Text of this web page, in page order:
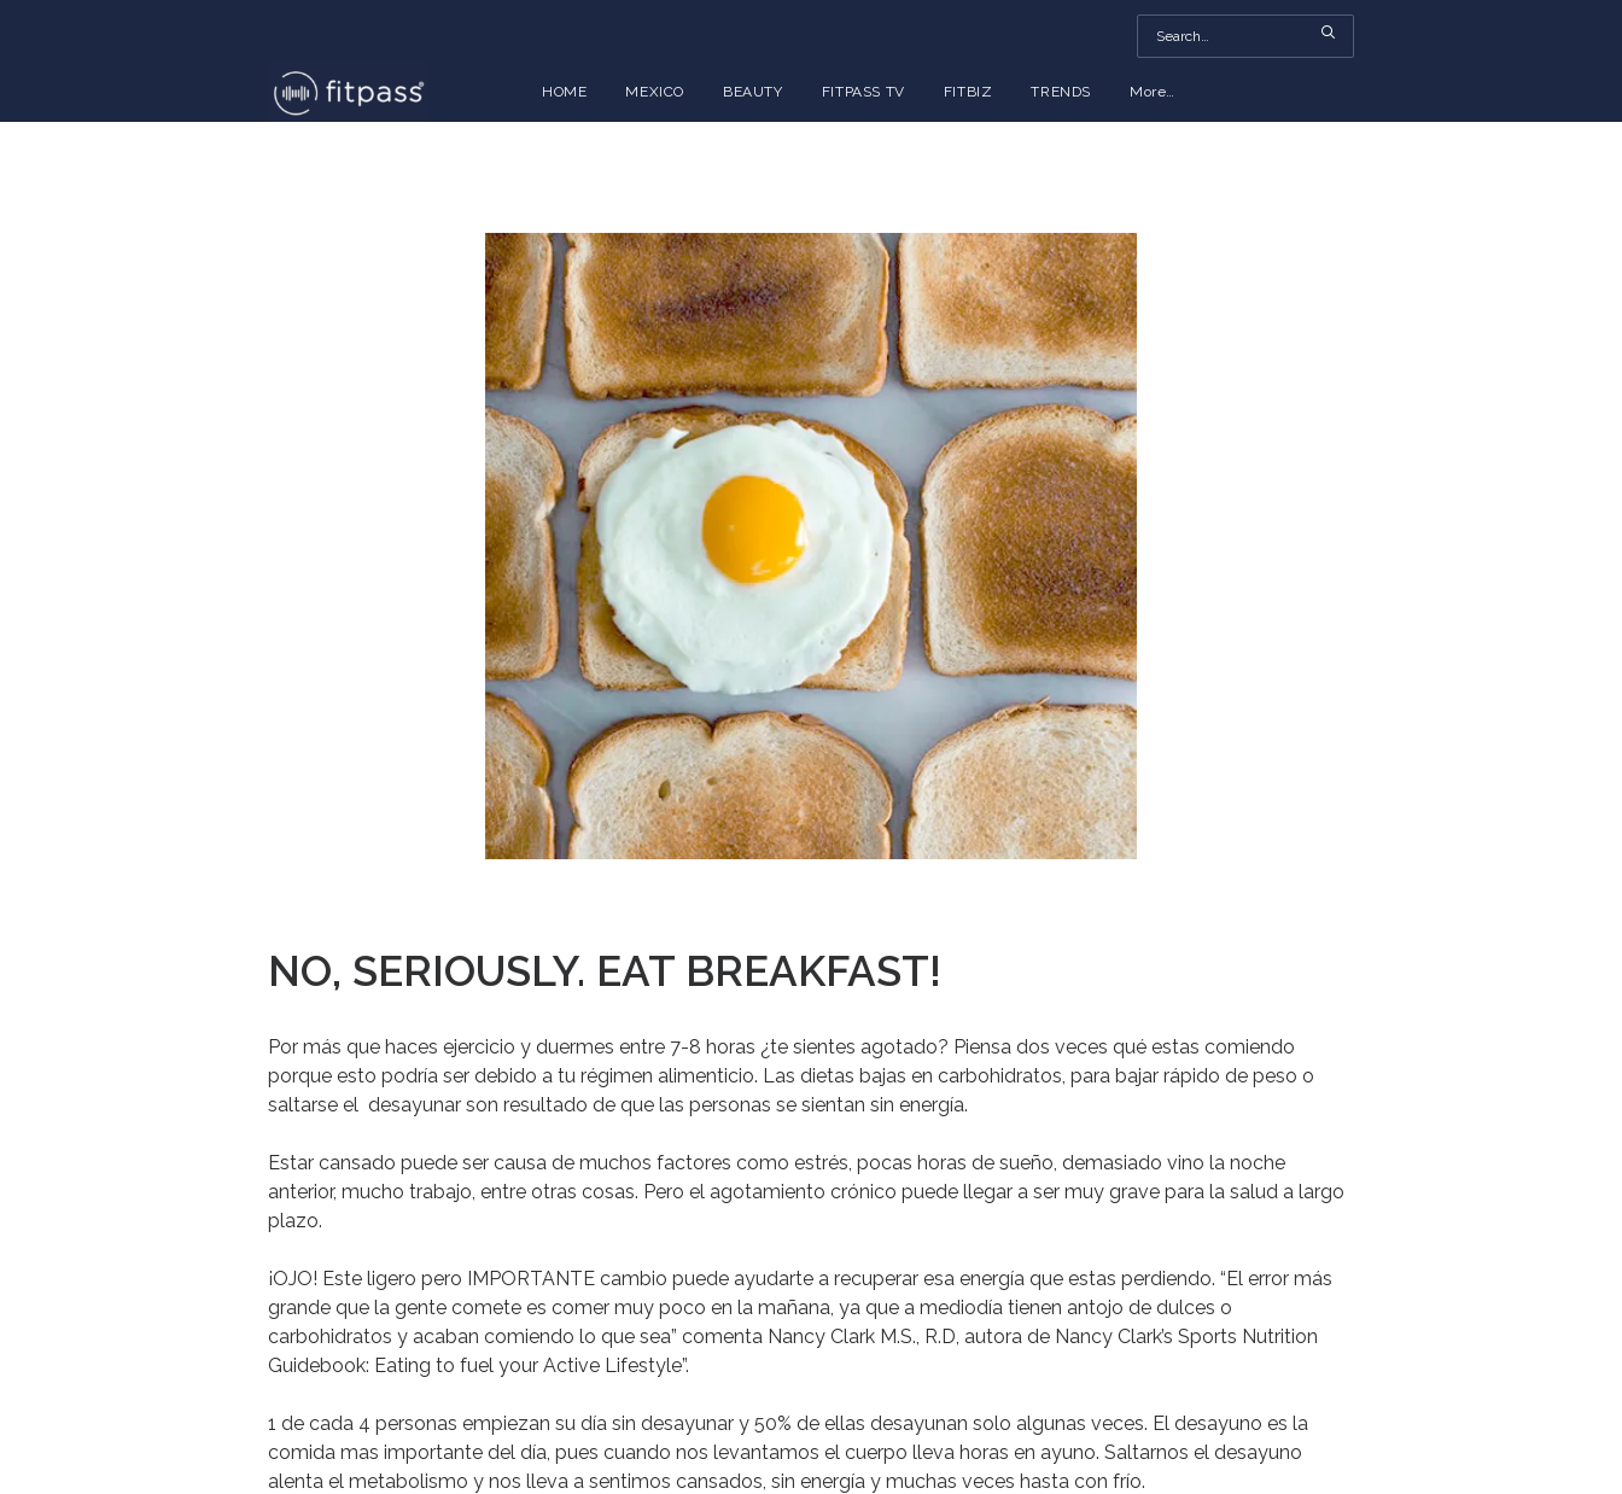
HOME MEXICO BEAUTY FITPASS TV FITBIZ TRENDS More…
NO, SERIOUSLY. EAT BREAKFAST!
Por más que haces ejercicio y duermes entre 7-8 horas ¿te sientes agotado? Piensa dos veces qué estas comiendo
porque esto podría ser debido a tu régimen alimenticio. Las dietas bajas en carbohidratos, para bajar rápido de peso o
saltarse el desayunar son resultado de que las personas se sientan sin energía.
Estar cansado puede ser causa de muchos factores como estrés, pocas horas de sueño, demasiado vino la noche
anterior, mucho trabajo, entre otras cosas. Pero el agotamiento crónico puede llegar a ser muy grave para la salud a largo
plazo.
¡OJO! Este ligero pero IMPORTANTE cambio puede ayudarte a recuperar esa energía que estas perdiendo. “El error más
grande que la gente comete es comer muy poco en la mañana, ya que a mediodía tienen antojo de dulces o
carbohidratos y acaban comiendo lo que sea” comenta Nancy Clark M.S., R.D, autora de Nancy Clark’s Sports Nutrition
Guidebook: Eating to fuel your Active Lifestyle”.
1 de cada 4 personas empiezan su día sin desayunar y 50% de ellas desayunan solo algunas veces. El desayuno es la
comida mas importante del día, pues cuando nos levantamos el cuerpo lleva horas en ayuno. Saltarnos el desayuno
alenta el metabolismo y nos lleva a sentimos cansados, sin energía y muchas veces hasta con frío.